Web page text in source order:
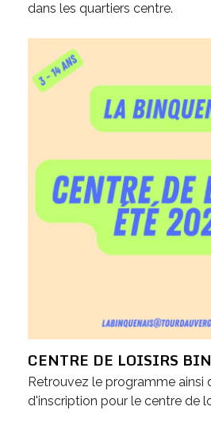
dans les quartiers centre.
CENTRE DE LOISIRS
Retrouvez le programme ainsi
d'inscription pour le centre de